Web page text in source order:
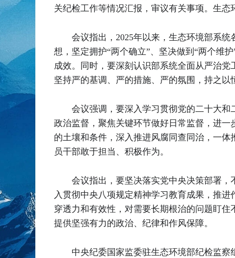
关纪检工作等情况汇报，审议有关事项。生态
会议指出，2025年以来，生态环境部系
想，坚定拥护“两个确立”、坚决做到“两个维
成效。同时，要深刻认识部系统全面从严治
坚持严的基调、严的措施、严的氛围，持之以
会议强调，要深入学习贯彻党的二十大
政治监督，聚焦关键环节做好日常监督，进
的土壤和条件，深入推进风腐同查同治，一
员干部敢于担当、积极作为。
会议指出，要坚决落实党中央决策部署
入贯彻中央八项规定精神学习教育成果，推
穿透力和有效性，对需要长期根治的问题盯
提供坚强有力的政治、纪律和作风保障。
中央纪委国家监委驻生态环境部纪检监察